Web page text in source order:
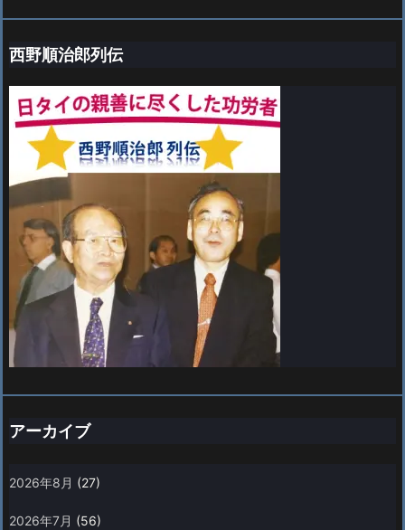
西野順治郎列伝
アーカイブ
2026年8月 (27)
2026年7月 (56)